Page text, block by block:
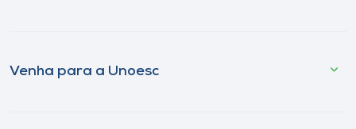
Venha para a Unoesc